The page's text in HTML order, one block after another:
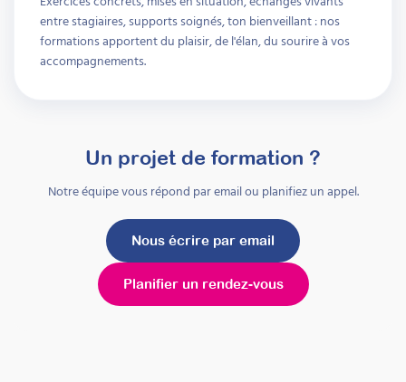
TND
Attestation de formation
Cette formation allie théorie et pratique pour
aider à comprendre et gérer la douleur et les
soins chez les individus porteurs de troubles
neuro-développementaux, en favorisant
l'observation clinique et la psycho-éducation
entre stagiaires, supports soignés, ton bienveillant : nos
formations apportent du plaisir, de l'élan, du sourire à vos
accompagnements.
Un projet de formation ?
Notre équipe vous répond par email ou planifiez un appel.
Nous écrire par email
Planifier un rendez-vous